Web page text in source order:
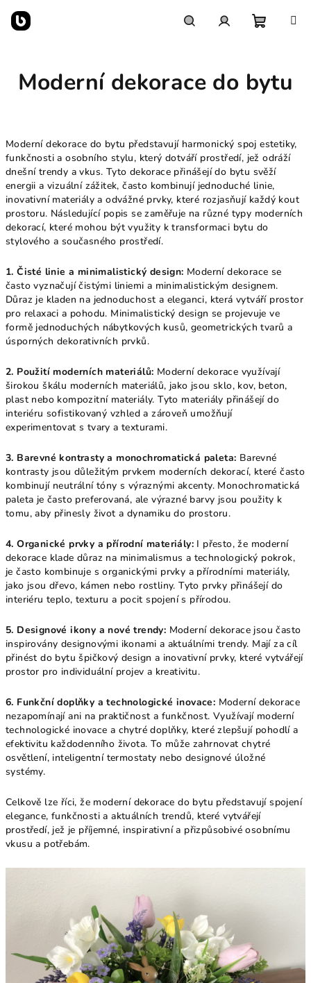
obsah
košík
Moderní dekorace do bytu
Moderní dekorace do bytu představují harmonický spoj estetiky,
funkčnosti a osobního stylu, který dotváří prostředí, jež odráží
dnešní trendy a vkus. Tyto dekorace přinášejí do bytu svěží
energii a vizuální zážitek, často kombinují jednoduché linie,
inovativní materiály a odvážné prvky, které rozjasňují každý kout
prostoru. Následující popis se zaměřuje na různé typy moderních
dekorací, které mohou být využity k transformaci bytu do
stylového a současného prostředí.
1. Čisté linie a minimalistický design: Moderní dekorace se
často vyznačují čistými liniemi a minimalistickým designem.
Důraz je kladen na jednoduchost a eleganci, která vytváří prostor
pro relaxaci a pohodu. Minimalistický design se projevuje ve
formě jednoduchých nábytkových kusů, geometrických tvarů a
úsporných dekorativních prvků.
2. Použití moderních materiálů: Moderní dekorace využívají
širokou škálu moderních materiálů, jako jsou sklo, kov, beton,
plast nebo kompozitní materiály. Tyto materiály přinášejí do
interiéru sofistikovaný vzhled a zároveň umožňují
experimentovat s tvary a texturami.
3. Barevné kontrasty a monochromatická paleta: Barevné
kontrasty jsou důležitým prvkem moderních dekorací, které často
kombinují neutrální tóny s výraznými akcenty. Monochromatická
paleta je často preferovaná, ale výrazné barvy jsou použity k
tomu, aby přinesly život a dynamiku do prostoru.
4. Organické prvky a přírodní materiály: I přesto, že moderní
dekorace klade důraz na minimalismus a technologický pokrok,
je často kombinuje s organickými prvky a přírodními materiály,
jako jsou dřevo, kámen nebo rostliny. Tyto prvky přinášejí do
interiéru teplo, texturu a pocit spojení s přírodou.
5. Designové ikony a nové trendy: Moderní dekorace jsou často
inspirovány designovými ikonami a aktuálními trendy. Mají za cíl
přinést do bytu špičkový design a inovativní prvky, které vytvářejí
prostor pro individuální projev a kreativitu.
6. Funkční doplňky a technologické inovace: Moderní dekorace
nezapomínají ani na praktičnost a funkčnost. Využívají moderní
technologické inovace a chytré doplňky, které zlepšují pohodlí a
efektivitu každodenního života. To může zahrnovat chytré
osvětlení, inteligentní termostaty nebo designové úložné
systémy.
Celkově lze říci, že moderní dekorace do bytu představují spojení
elegance, funkčnosti a aktuálních trendů, které vytvářejí
prostředí, jež je příjemné, inspirativní a přizpůsobivé osobnímu
vkusu a potřebám.